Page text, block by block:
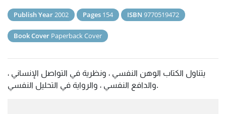
Publish Year2002 Pages 154 ISBN 9770519472
Book Cover Paperback Cover
يتناول الكتاب الوهن النفسي ، ونظرية في التواصل الإنساني ،
والدافع النفسي ، والرواية في التحليل النفسي.